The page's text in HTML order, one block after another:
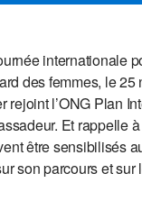
internationale
des femmes, le 25
rejoint l’ONG Plan
Et rappelle
être sensibilisés
son parcours et